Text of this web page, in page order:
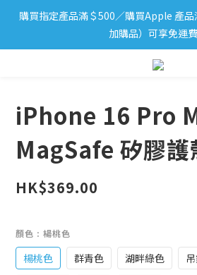
iPhone 17 系列新登場！
購買指定產品滿＄500／購買Apple 產
加購品）可享免運
iPhone 17 系列新登場！
iPhone 16 Pro
MagSafe 矽膠護
HK$369.00
顏色 : 楊桃色
楊桃色 群青色 湖畔綠色